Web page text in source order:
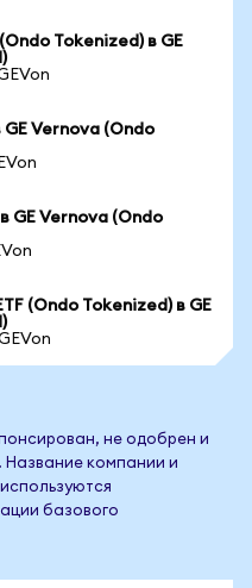
Tokenized) в GE
GE Vernova (Ondo
GE Vernova (Ondo
(Ondo Tokenized) в GE
не одобрен и
компании и
базового